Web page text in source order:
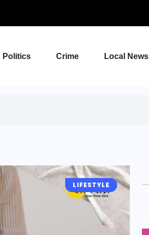
Politics Crime Local News
LIFESTYLE